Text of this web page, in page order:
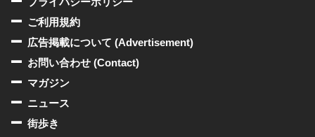
ご利用規約
広告掲載について (Advertisement)
お問い合わせ (Contact)
マガジン
ニュース
街歩き